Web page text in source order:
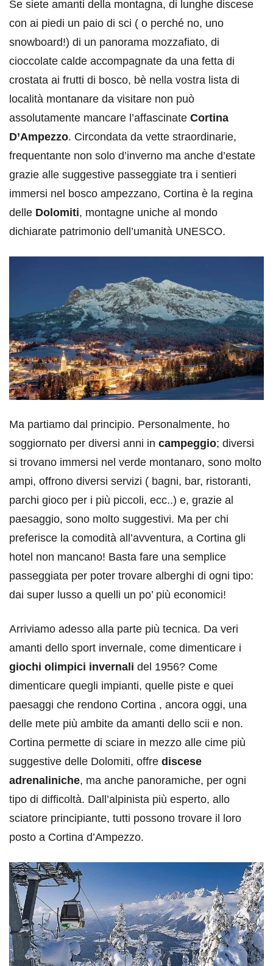
Se siete amanti della montagna, di lunghe discese
con ai piedi un paio di sci ( o perché no, uno
snowboard!) di un panorama mozzafiato, di
cioccolate calde accompagnate da una fetta di
crostata ai frutti di bosco, bè nella vostra lista di
località montanare da visitare non può
assolutamente mancare l’affascinate Cortina
D’Ampezzo. Circondata da vette straordinarie,
frequentante non solo d’inverno ma anche d’estate
grazie alle suggestive passeggiate tra i sentieri
immersi nel bosco ampezzano, Cortina è la regina
delle Dolomiti, montagne uniche al mondo
dichiarate patrimonio dell’umanità UNESCO.
Ma partiamo dal principio. Personalmente, ho
soggiornato per diversi anni in campeggio; diversi
si trovano immersi nel verde montanaro, sono molto
ampi, offrono diversi servizi ( bagni, bar, ristoranti,
parchi gioco per i più piccoli, ecc..) e, grazie al
paesaggio, sono molto suggestivi. Ma per chi
preferisce la comodità all’avventura, a Cortina gli
hotel non mancano! Basta fare una semplice
passeggiata per poter trovare alberghi di ogni tipo:
dai super lusso a quelli un po’ più economici!
Arriviamo adesso alla parte più tecnica. Da veri
amanti dello sport invernale, come dimenticare i
giochi olimpici invernali del 1956? Come
dimenticare quegli impianti, quelle piste e quei
paesaggi che rendono Cortina , ancora oggi, una
delle mete più ambite da amanti dello scii e non.
Cortina permette di sciare in mezzo alle cime più
suggestive delle Dolomiti, offre discese
adrenaliniche, ma anche panoramiche, per ogni
tipo di difficoltà. Dall’alpinista più esperto, allo
sciatore principiante, tutti possono trovare il loro
posto a Cortina d’Ampezzo.